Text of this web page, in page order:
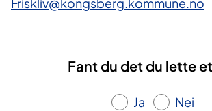
Friskliv@kongsberg.kommune.no
Fant du det du lette
Ja Nei